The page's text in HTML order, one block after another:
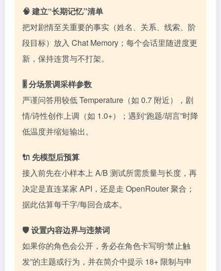
🧠 建立“长期记忆”清单
把对剧情至关重要的事实（姓名、关系、线索、阶
段目标）放入 Chat Memory；每个会话里随进度更
新，保持连贯与不打架。
🎚️ 分场景调采样参数
严谨问答用较低 Temperature（如 0.7 附近），剧
情/诗性创作上调（如 1.0+）；遇到“跑题/胡言”时降
低温度并缩短输出。
🔌 先模型后预算
接入前先在小样本上 A/B 测试所需质量与长度，再
决定是直连某家 API，还是走 OpenRouter 聚合；
据此估算每千字/每回合成本。
🛡️ 设置内容边界与违禁词
如果你的角色会公开，务必在角色卡写明“禁止触
发”的主题或行为，并在简介中提示 18+ 限制与申